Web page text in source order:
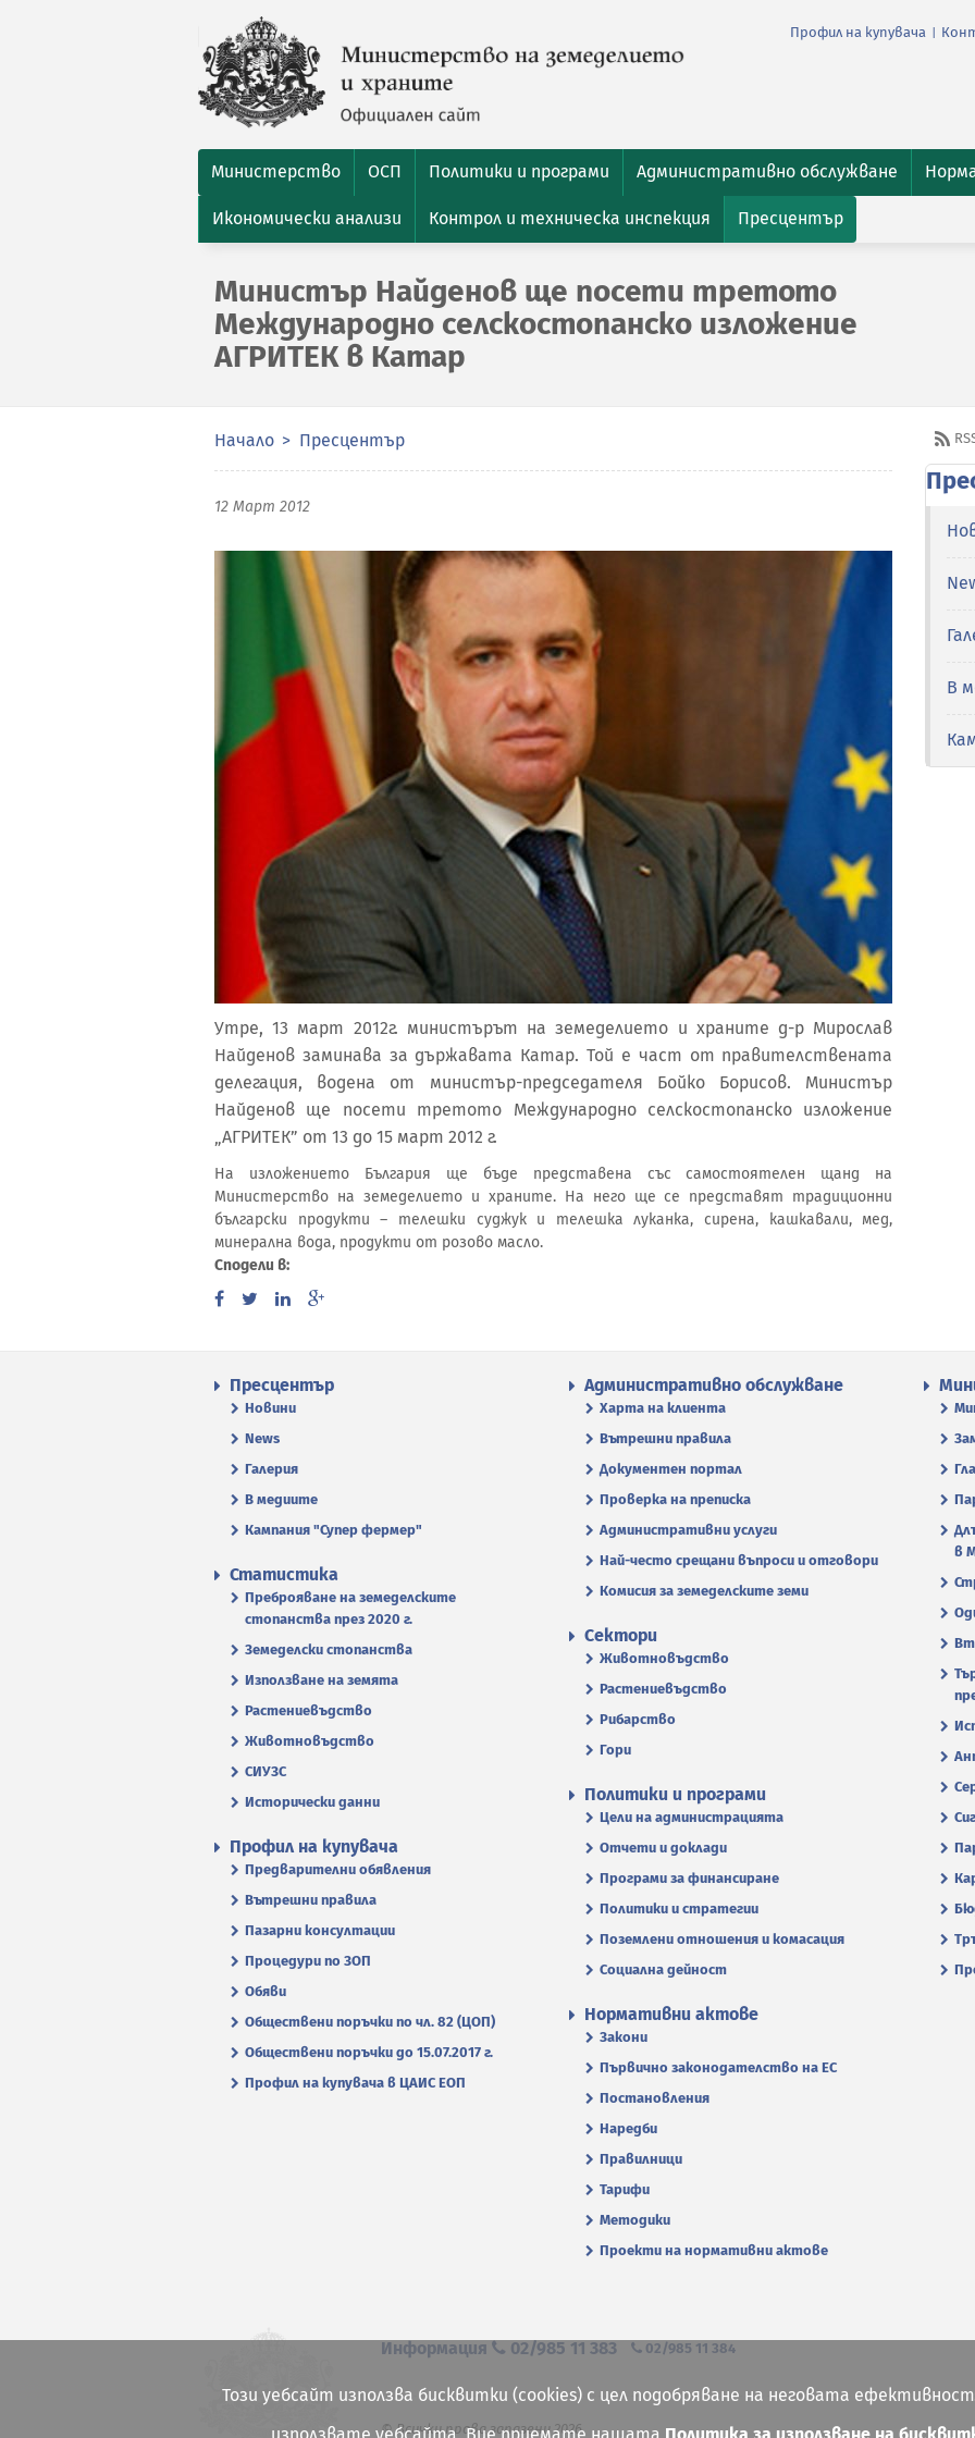
Профил на купувача
Министерство ОСП Политики и програми Административно обслужване
Икономически анализи Контрол и техническа инспекция Пресцентър
Министър Найденов ще посети третото
Международно селскостопанско изложение
АГРИТЕК в Катар
Начало Пресцентър
12 Март 2012
Утре, 13 март 2012г. министърът на земеделието и храните д-р Мирослав
Найденов заминава за държавата Катар. Той е част от правителствената
делегация, водена от министър-председателя Бойко Борисов. Министър
Найденов ще посети третото Международно селскостопанско изложение
„АГРИТЕК” от 13 до 15 март 2012 г.
На изложението България ще бъде представена със самостоятелен щанд на
Министерство на земеделието и храните. На него ще се представят традиционни
български продукти – телешки суджук и телешка луканка, сирена, кашкавали, мед,
минерална вода, продукти от розово масло.
Сподели в:
В
Пресцентър
Новини
News
Галерия
В медиите
Кампания "Супер фермер"
Административно обслужване
Харта на клиента
Вътрешни правила
Документен портал
Проверка на преписка
Административни услуги
Най-често срещани въпроси и отговори
Комисия за земеделските земи
в
Статистика
Преброяване на земеделските
стопанства през 2020 г.
Земеделски стопанства
Използване на земята
Растениевъдство
Животновъдство
СИУЗС
Исторически данни
Сектори
Животновъдство
Растениевъдство
Рибарство
Гори
Политики и програми
Цели на администрацията
Отчети и доклади
Програми за финансиране
Политики и стратегии
Поземлени отношения и комасация
Социална дейност
Профил на купувача
Предварителни обявления
Вътрешни правила
Пазарни консултации
Процедури по ЗОП
Обяви
Обществени поръчки по чл. 82 (ЦОП)
Обществени поръчки до 15.07.2017 г.
Профил на купувача в ЦАИС ЕОП
Нормативни актове
Закони
Първично законодателство на ЕС
Постановления
Наредби
Правилници
Тарифи
Методики
Проекти на нормативни актове
Информация 02/985 11 383 02/985 11 384
© Всички права запазени 2026
Този уебсайт използва бисквитки (cookies) с цел подобряване на неговата